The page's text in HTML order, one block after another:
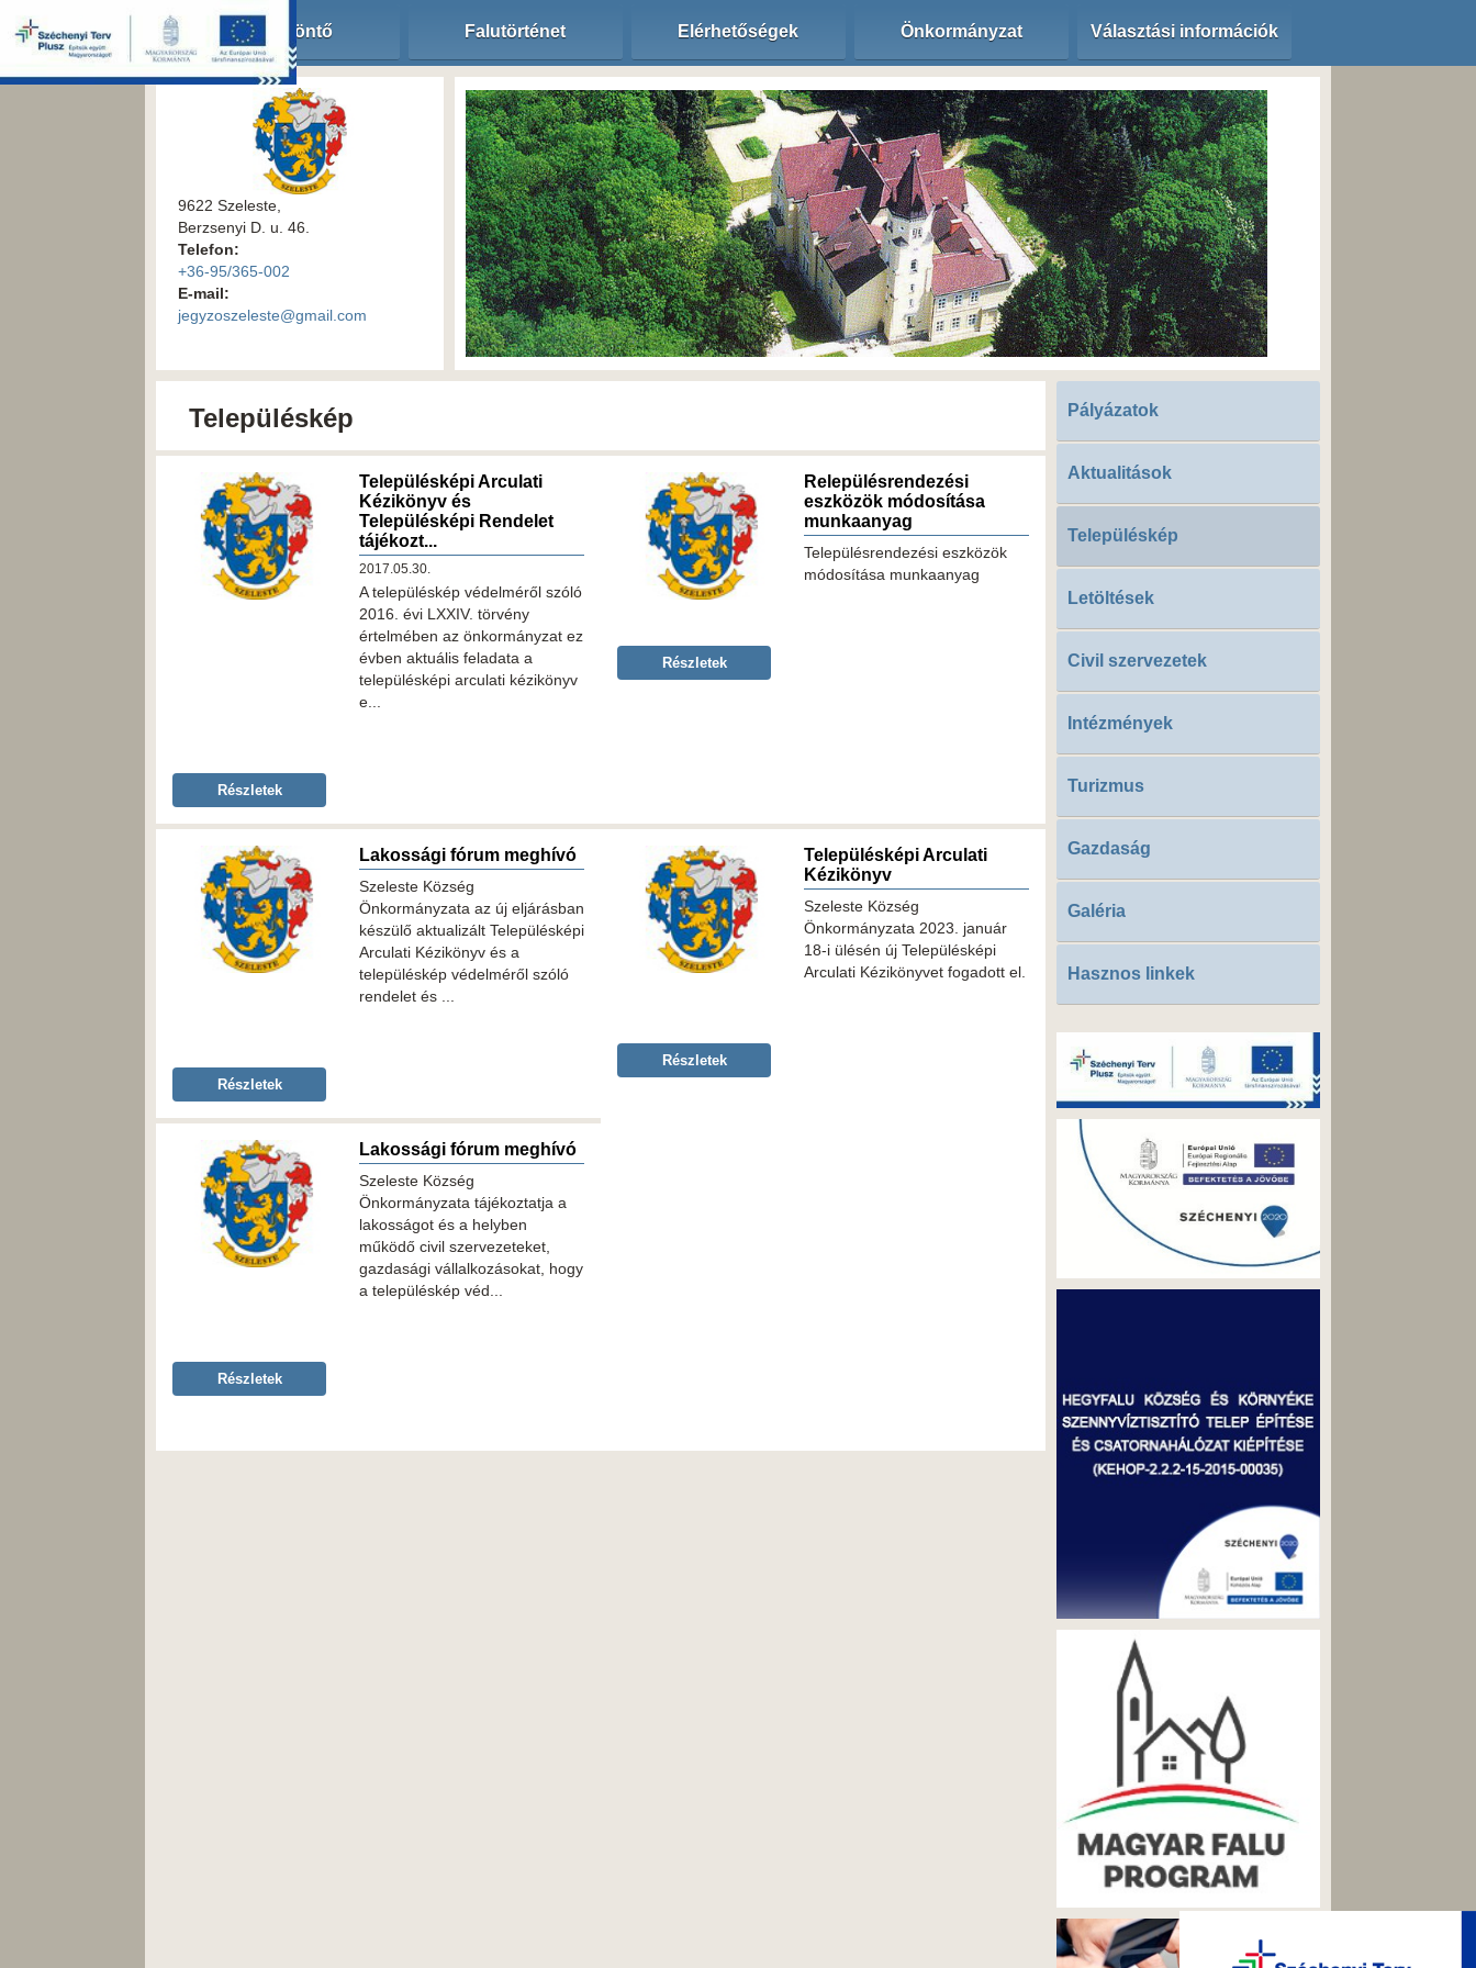
Köszöntő Falutörténet Elérhetőségek Önkormányzat Választási információk
9622 Szeleste,
Berzsenyi D. u. 46.
Telefon:
+36-95/365-002
E-mail:
jegyzoszeleste@gmail.com
Településkép
Településképi Arculati
Kézikönyv és
Településképi Rendelet
tájékozt...
2017.05.30.
A településkép védelméről szóló
2016. évi LXXIV. törvény
értelmében az önkormányzat ez
évben aktuális feladata a
településképi arculati kézikönyv
e...
Részletek
Relepülésrendezési
eszközök módosítása
munkaanyag
Településrendezési eszközök
módosítása munkaanyag
Részletek
Lakossági fórum meghívó
Szeleste Község
Önkormányzata az új eljárásban
készülő aktualizált Településképi
Arculati Kézikönyv és a
településkép védelméről szóló
rendelet és ...
Részletek
Településképi Arculati
Kézikönyv
Szeleste Község
Önkormányzata 2023. január
18-i ülésén új Településképi
Arculati Kézikönyvet fogadott el.
Részletek
Lakossági fórum meghívó
Szeleste Község
Önkormányzata tájékoztatja a
lakosságot és a helyben
működő civil szervezeteket,
gazdasági vállalkozásokat, hogy
a településkép véd...
Részletek
Pályázatok
Aktualitások
Településkép
Letöltések
Civil szervezetek
Intézmények
Turizmus
Gazdaság
Galéria
Hasznos linkek